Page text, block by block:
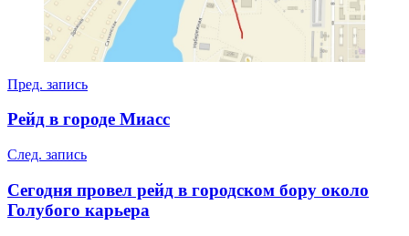
Навигация
по
записям
Пред. запись
Рейд в городе Миасс
След. запись
Сегодня провел рейд в городском бору около
Голубого карьера